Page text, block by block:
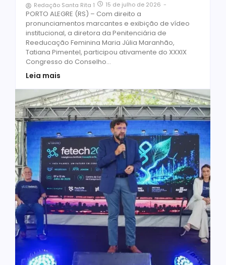
Redação Santa Rita 1 15 de julho de 2026 -
PORTO ALEGRE (RS) – Com direito a
pronunciamentos marcantes e exibição de vídeo
institucional, a diretora da Penitenciária de
Reeducação Feminina Maria Júlia Maranhão,
Tatiana Pimentel, participou ativamente do XXXIX
Congresso do Conselho...
Leia mais